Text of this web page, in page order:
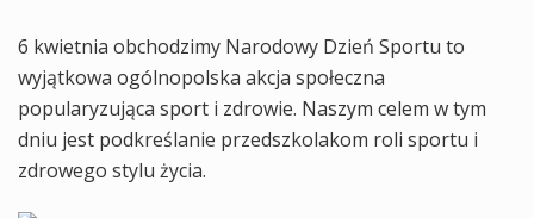
6 kwietnia obchodzimy Narodowy Dzień Sportu to
wyjątkowa ogólnopolska akcja społeczna
popularyzująca sport i zdrowie. Naszym celem w tym
dniu jest podkreślanie przedszkolakom roli sportu i
zdrowego stylu życia.